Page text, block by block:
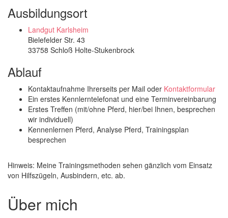
Ausbildungsort
Landgut Karlsheim
Bielefelder Str. 43
33758 Schloß Holte-Stukenbrock
Ablauf
Kontaktaufnahme Ihrerseits per Mail oder Kontaktformular
Ein erstes Kennlerntelefonat und eine Terminvereinbarung
Erstes Treffen (mit/ohne Pferd, hier/bei Ihnen, besprechen
wir individuell)
Kennenlernen Pferd, Analyse Pferd, Trainingsplan
besprechen
Hinweis: Meine Trainingsmethoden sehen gänzlich vom Einsatz
von Hilfszügeln, Ausbindern, etc. ab.
Über mich